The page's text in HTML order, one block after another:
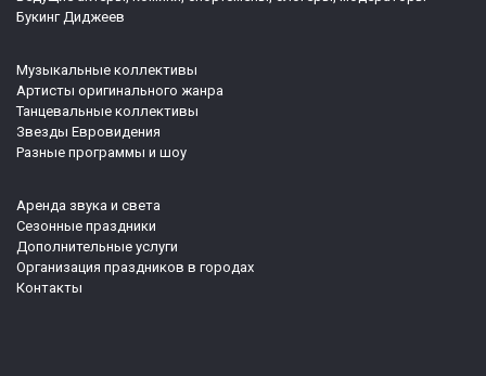
Букинг Диджеев
Музыкальные коллективы
Артисты оригинального жанра
Танцевальные коллективы
Звезды Евровидения
Разные программы и шоу
Аренда звука и света
Сезонные праздники
Дополнительные услуги
Организация праздников в городах
Контакты